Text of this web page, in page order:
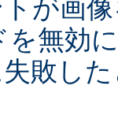
が画
を無効
敗し